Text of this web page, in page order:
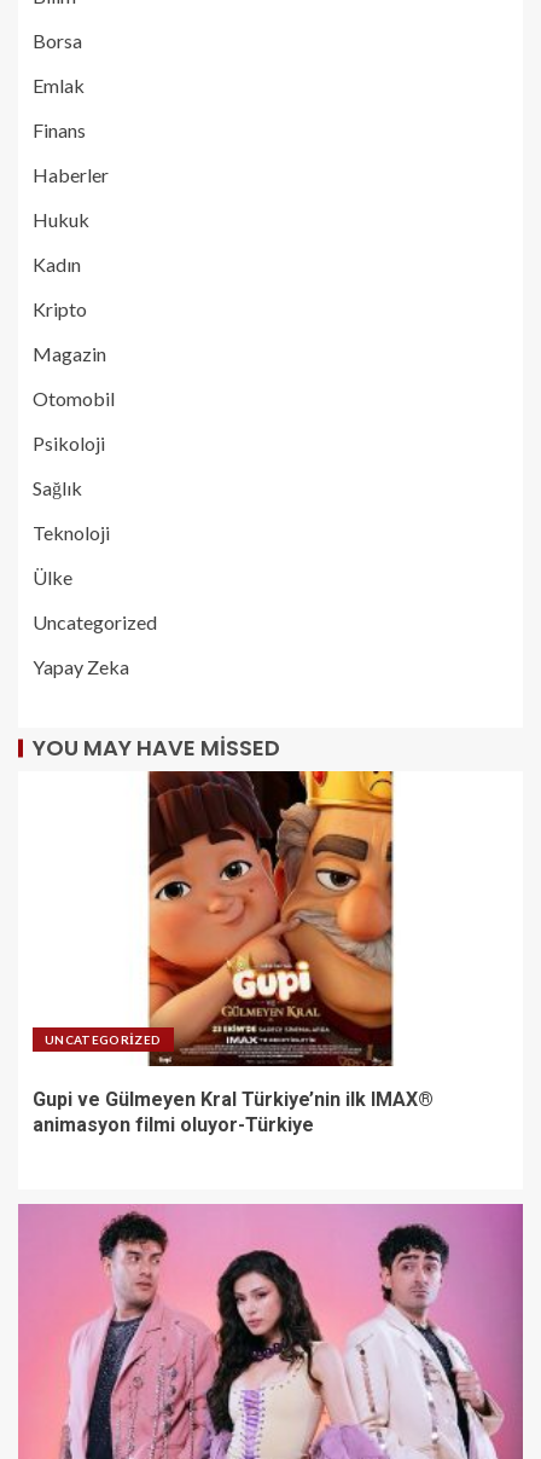
Borsa
Emlak
Finans
Haberler
Hukuk
Kadın
Kripto
Magazin
Otomobil
Psikoloji
Sağlık
Teknoloji
Ülke
Uncategorized
Yapay Zeka
YOU MAY HAVE MISSED
UNCATEGORIZED
Gupi ve Gülmeyen Kral Türkiye’nin ilk IMAX®
animasyon filmi oluyor-Türkiye